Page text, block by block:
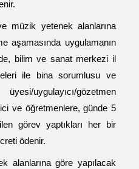
müzik yetenek alanlarına
aşamasında uygulamanın
bilim ve sanat merkezi il
ile bina sorumlusu ve
uygulayıcı/gözetmen
ve öğretmenlere, günde 5
görev yaptıkları her bir
ödenir.
alanlarına göre yapılacak